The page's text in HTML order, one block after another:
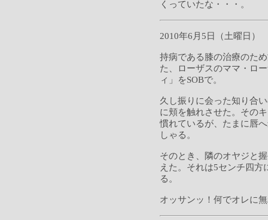
くっていたな・・・。
2010年6月5日（土曜日）
持病である膝の治療のた
た、ローザスのママ・ロ
ィ」をSOBで。
久し振りに会った知り合
に頬を触れさせた。その
慣れているが、たまに唇
しゃる。
そのとき、隣のオヤジと
えた。それは5センチ四
る。
オッサンッ！何でオレに